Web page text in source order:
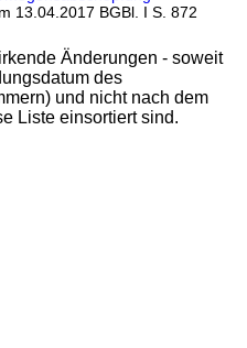
13.04.2017 BGBl. I S. 872
Änderungen - soweit
des
und nicht nach dem
Liste einsortiert sind.